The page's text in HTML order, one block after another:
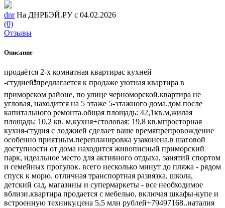
dnr На ДНРБЭЙ.РУ с 04.02.2026
(0)
Отзывы
Описание
продаëтся 2-х комнатная квартирас кухней
-студией❗предлагается к продаже уютная квартира в
приморском районе, по улице черноморской.квартира не
угловая, находится на 5 этаже 5-этажного дома.дом после
капитального ремонта.общая площадь: 42,1кв.м,жилая
площадь: 10,2 кв. м,кухня+столовая: 19,8 кв.мпросторная
кухня-студия с лоджией сделает ваше времяпрепровождение
особенно приятным.перепланировка узаконена.в шаговой
доступности от дома находится живописный приморский
парк, идеальное место для активного отдыха, занятий спортом
и семейных прогулок. всего несколько минут до пляжа - рядом
спуск к морю. отличная транспортная развязка, школа,
детский сад, магазины и супермаркеты - все необходимое
вблизи.квартира продается с мебелью, включая шкафы-купе и
встроенную технику.цена 5,5 млн рублей+79497168..наталия